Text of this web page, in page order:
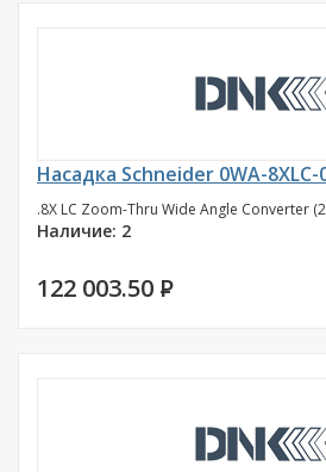
Насадка Schneider 0WA-8XLC-
.8X LC Zoom-Thru Wide Angle Converter
Наличие: 2
122 003.50 P